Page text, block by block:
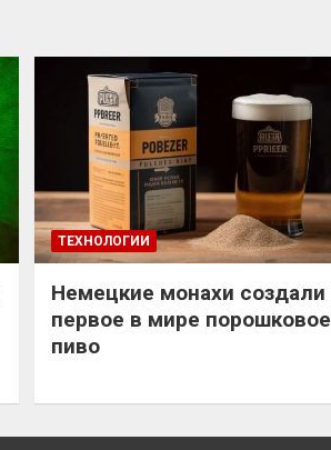
ТЕХНОЛОГИИ
Немецкие монахи создали
первое в мире порошковое
пиво